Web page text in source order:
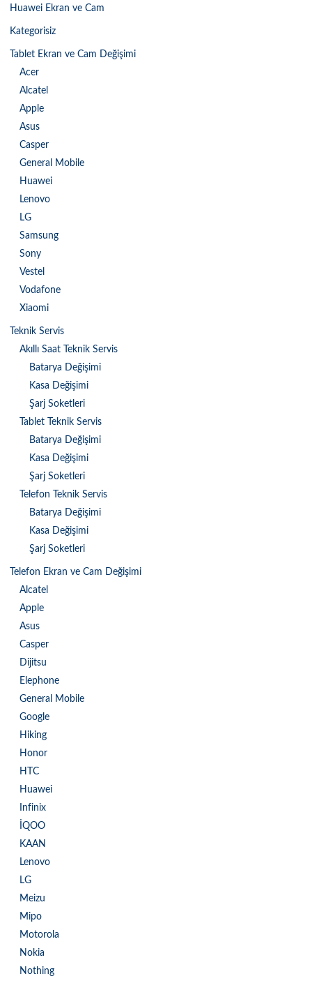
Huawei Ekran ve Cam
Kategorisiz
Tablet Ekran ve Cam Değişimi
Acer
Alcatel
Apple
Asus
Casper
General Mobile
Huawei
Lenovo
LG
Samsung
Sony
Vestel
Vodafone
Xiaomi
Teknik Servis
Akıllı Saat Teknik Servis
Batarya Değişimi
Kasa Değişimi
Şarj Soketleri
Tablet Teknik Servis
Batarya Değişimi
Kasa Değişimi
Şarj Soketleri
Telefon Teknik Servis
Batarya Değişimi
Kasa Değişimi
Şarj Soketleri
Telefon Ekran ve Cam Değişimi
Alcatel
Apple
Asus
Casper
Dijitsu
Elephone
General Mobile
Google
Hiking
Honor
HTC
Huawei
Infinix
İQOO
KAAN
Lenovo
LG
Meizu
Mipo
Motorola
Nokia
Nothing